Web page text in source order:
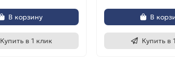
В корзину
Купить в 1 клик
В
Купить в